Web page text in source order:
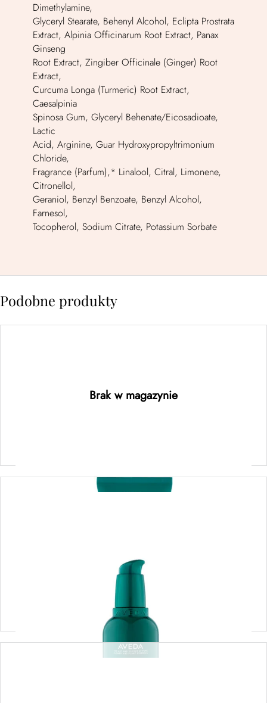
Dimethylamine,
Glyceryl Stearate, Behenyl Alcohol, Eclipta Prostrata
Extract, Alpinia Officinarum Root Extract, Panax
Ginseng
Root Extract, Zingiber Officinale (Ginger) Root
Extract,
Curcuma Longa (Turmeric) Root Extract,
Caesalpinia
Spinosa Gum, Glyceryl Behenate/Eicosadioate,
Lactic
Acid, Arginine, Guar Hydroxypropyltrimonium
Chloride,
Fragrance (Parfum),* Linalool, Citral, Limonene,
Citronellol,
Geraniol, Benzyl Benzoate, Benzyl Alcohol,
Farnesol,
Tocopherol, Sodium Citrate, Potassium Sorbate
Podobne produkty
Brak w magazynie
175,00
Dodaj do koszyka